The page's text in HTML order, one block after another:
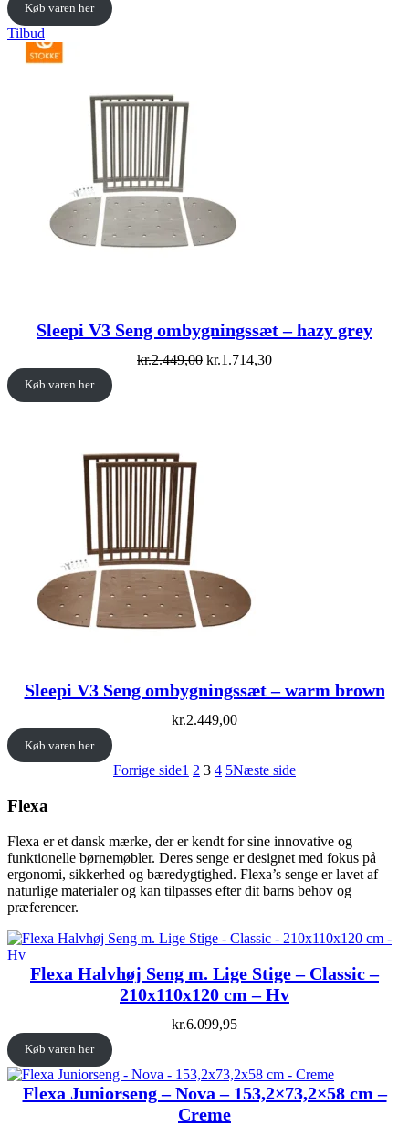
Køb varen her
Tilbud
på
tilbud
Sleepi V3 Seng ombygningssæt – hazy grey
kr.2.449,00 Original
kr.1.714,30Current
Køb varen her
Sleepi V3 Seng ombygningssæt – warm brown
kr.2.449,00
Køb varen her
Forrige side1 2 3 4 5Næste side
Flexa
Flexa er et dansk mærke, der er kendt for sine innovative og
funktionelle børnemøbler. Deres senge er designet med fokus på
ergonomi, sikkerhed og bæredygtighed. Flexa’s senge er lavet af
naturlige materialer og kan tilpasses efter dit barns behov og
præferencer.
Flexa Halvhøj Seng m. Lige Stige – Classic –
210x110x120 cm – Hv
kr.6.099,95
Køb varen her
Flexa Juniorseng – Nova – 153,2×73,2×58 cm –
Creme